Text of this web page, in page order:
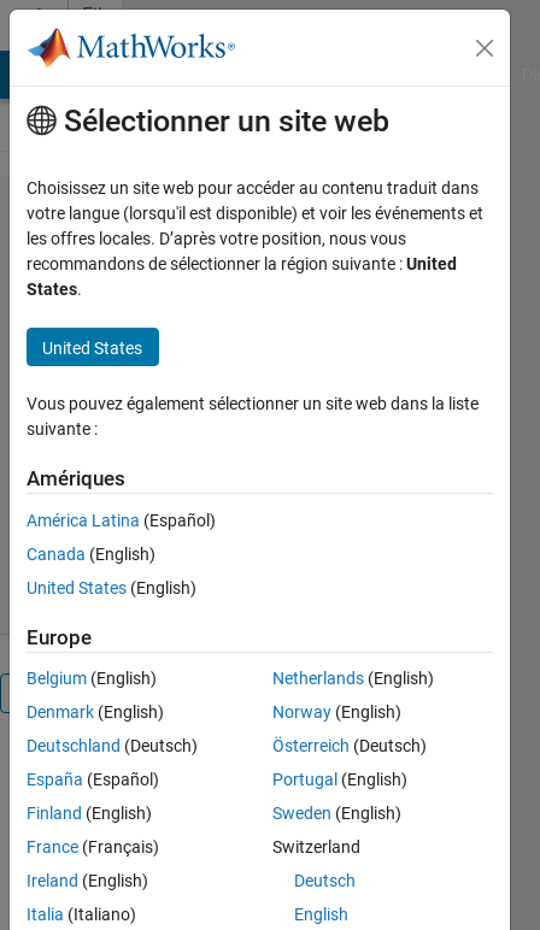
Passer au contenu
File
Exchange
dotenv-
matlab
Load environment variables from .env
https://github.com/roslovets/matlab-
dotenv
Pavel Roslovets
Version 1.0 (37,7 ko)
79 téléchargements
15 mars 2022
Présentation
matlab-
dotenv
environment
variables
Sélectionner un site web
Choisissez un site web pour accéder au contenu traduit dans
votre langue (lorsqu'il est disponible) et voir les événements et
les offres locales. D’après votre position, nous vous
recommandons de sélectionner la région suivante :United
States.
United States
Vous pouvez également sélectionner un site web dans la liste
suivante :
Amériques
América Latina (Español)
Canada (English)
United States (English)
Europe
Belgium (English)
Denmark (English)
Deutschland (Deutsch)
España (Español)
Finland (English)
France (Français)
Ireland (English)
Italia (Italiano)
Netherlands (English)
Norway (English)
Österreich (Deutsch)
Portugal (English)
Sweden (English)
Switzerland
Deutsch
English